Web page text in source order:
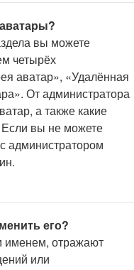
вы можете
четырёх
аватар», «Удалённая
От администратора
а также какие
Если вы не можете
администратором
его?
отражают
или